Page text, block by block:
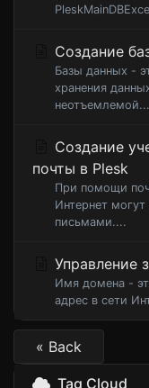
Создание
Базы данных -
хранения
неотъемлемой...
Создание
почты в Plesk
При помощи
Интернет
письмами....
Управление
Имя домена -
адрес в сети
« Back
Tag Cloud